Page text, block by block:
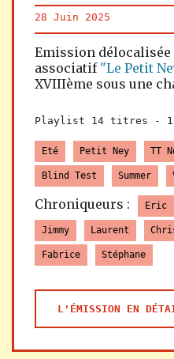
28 Juin 2025
Emission délocalisée
associatif "Le Petit
XVIIIème sous une
Playlist 14 titres -
Eté Petit Ney TT
Blind Test Summer
Chroniqueurs : Eric
Jimmy Laurent
Fabrice Stéphane
L'ÉMISSION EN